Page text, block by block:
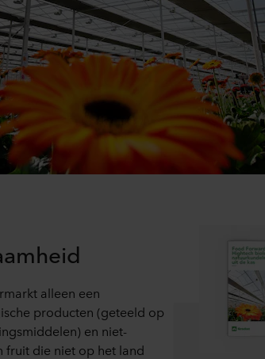
alleen een
producten (geteeld op
en niet-
fruit die niet op het land